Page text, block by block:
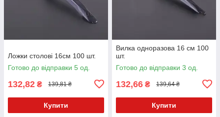
Ложки столові 16см 100 шт.
Готово до відправки 5 од.
132,82 ₴ 139,81 ₴
Купити
Вилка одноразова 16 см 100
шт.
Готово до відправки 3 од.
132,66 ₴ 139,64 ₴
Купити